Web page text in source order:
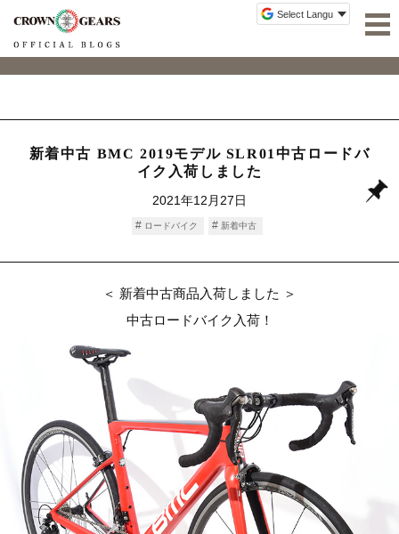
新着中古 BMC 2019モデル SLR01中古ロードバ
イク入荷しました
2021年12月27日
ロードバイク 新着中古
＜ 新着中古商品入荷しました ＞
中古ロードバイク入荷！